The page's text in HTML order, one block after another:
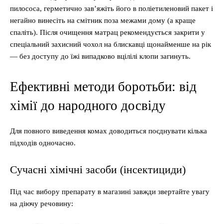
пилососа, герметично зав’яжіть його в поліетиленовий пакет і
негайно винесіть на смітник поза межами дому (а краще
спаліть). Після очищення матрац рекомендується закрити у
спеціальний захисний чохол на блискавці щонайменше на рік
— без доступу до їжі випадково вцілілі клопи загинуть.
Ефективні методи боротьби: від
хімії до народного досвіду
Для повного виведення комах доводиться поєднувати кілька
підходів одночасно.
Сучасні хімічні засоби (інсектициди)
Під час вибору препарату в магазині завжди звертайте увагу
на діючу речовину: